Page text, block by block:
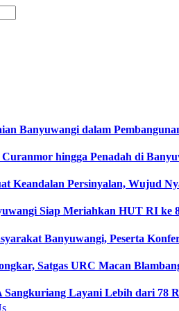
Banyuwangi dalam
hingga Penadah di
Keandalan Persinyalan, Wujud
Siap Meriahkan HUT RI ke
Banyuwangi, Peserta
Satgas URC Macan
Layani Lebih dari 78